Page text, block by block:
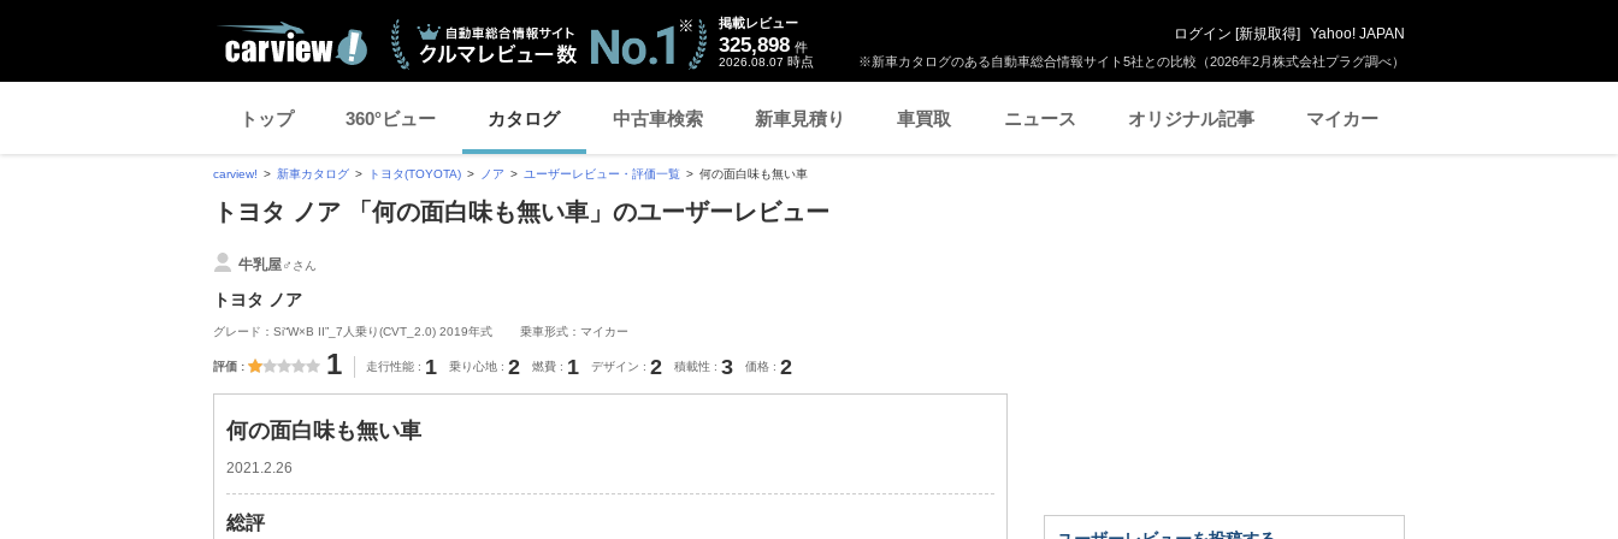
※新車カタログのある自動車総合情報サイト5社との比較（2026年2月株式会社プラグ調べ）
掲載レビュー
325,898 件
2026.08.07 時点
ログイン [新規取得] Yahoo! JAPAN
トップ 360°ビュー カタログ 中古車検索 新車見積り 車買取 ニュース オリジナル記事 マイカー
carview! 新車カタログ トヨタ(TOYOTA) ノア ユーザーレビュー・評価一覧 何の面白味も無い車
トヨタ ノア 「何の面白味も無い車」のユーザーレビュー
牛乳屋♂ さん
トヨタ ノア
グレード：Si“W×B II”_7人乗り(CVT_2.0) 2019年式 乗車形式：マイカー
評価 1 走行性能 1 乗り心地 2 燃費 1 デザイン 2 積載性 3 価格 2
何の面白味も無い車
2021.2.26
総評